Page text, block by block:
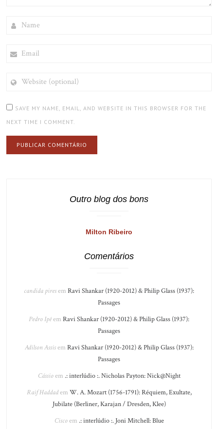
(OPTIONAL)
SAVE MY NAME, EMAIL, AND WEBSITE IN THIS BROWSER FOR THE
NEXT TIME I COMMENT.
Outro blog dos bons
Milton Ribeiro
Comentários
candida piresem Ravi Shankar (1920-2012) & Philip Glass (1937):
Passages
Pedro Ipêem Ravi Shankar (1920-2012) & Philip Glass (1937):
Passages
Adilson Assisem Ravi Shankar (1920-2012) & Philip Glass (1937):
Passages
Cássioem .: interlúdio :. Nicholas Payton: Nick@Night
Raif Haddadem W. A. Mozart (1756-1791): Réquiem, Exultate,
Jubilate (Berliner, Karajan / Dresden, Klee)
Ciscoem .: interlúdio :. Joni Mitchell: Blue